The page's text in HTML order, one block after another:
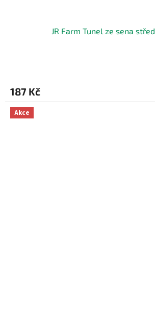
JR Farm Tunel ze sena
187 Kč
Akce